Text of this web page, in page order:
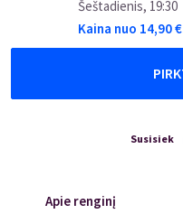
Šeštadienis, 19:30
Kaina nuo 14,90€
Susisiek
Apie renginį